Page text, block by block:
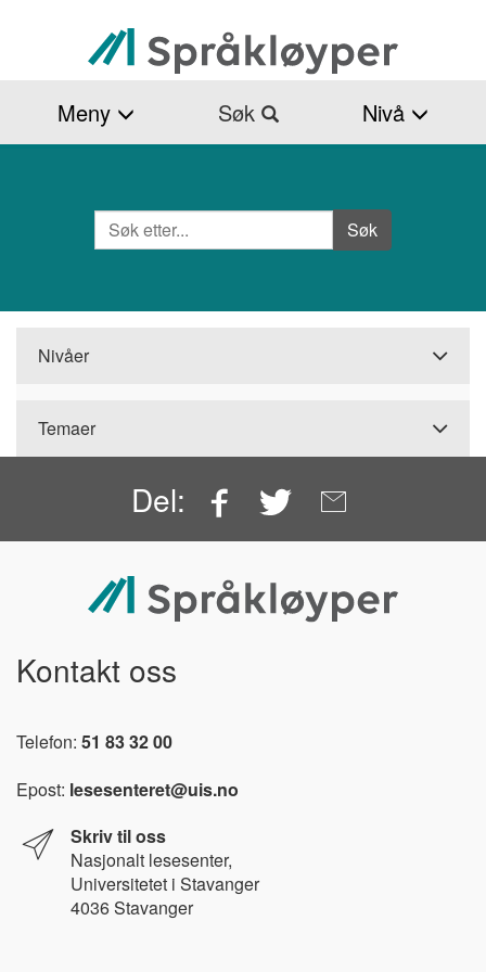
hovedinnhold
Meny Søk Nivå
Søk
Nivåer
Temaer
Del: Facebook
Twitter
Kontakt oss
Telefon: 51 83 32 00
Epost: lesesenteret@uis.no
Skriv til oss
Nasjonalt lesesenter,
Universitetet i Stavanger
4036 Stavanger